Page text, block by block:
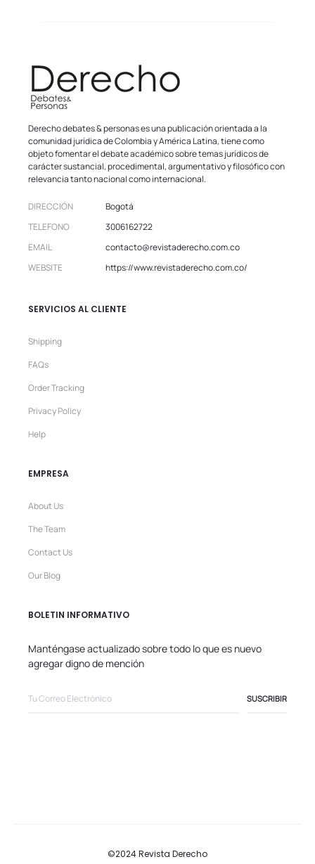
Derecho debates & personas es una publicación orientada a la
comunidad jurídica de Colombia y América Latina, tiene como
objeto fomentar el debate académico sobre temas jurídicos de
carácter sustancial, procedimental, argumentativo y filosófico con
relevancia tanto nacional como internacional.
DIRECCIÓN
Bogotá
TELEFONO
3006162722
EMAIL
contacto@revistaderecho.com.co
WEBSITE
https://www.revistaderecho.com.co/
SERVICIOS AL CLIENTE
Shipping
FAQs
Order Tracking
Privacy Policy
Help
EMPRESA
About Us
The Team
Contact Us
Our Blog
BOLETIN INFORMATIVO
Manténgase actualizado sobre todo lo que es nuevo
agregar digno de mención
©2024 Revista Derecho